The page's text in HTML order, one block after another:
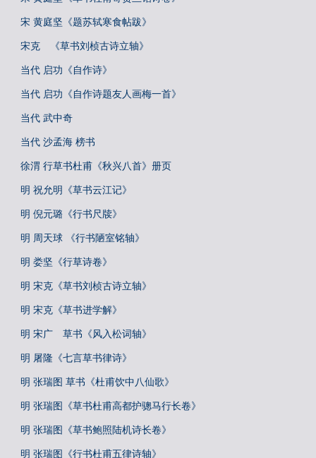
宋 黄庭坚《题苏轼寒食帖跋》
宋克 《草书刘桢古诗立轴》
当代 启功《自作诗》
当代 启功《自作诗题友人画梅一首》
当代 武中奇
当代 沙孟海 榜书
徐渭 行草书杜甫《秋兴八首》册页
明 祝允明《草书云江记》
明 倪元璐《行书尺牍》
明 周天球 《行书陋室铭轴》
明 娄坚《行草诗卷》
明 宋克《草书刘桢古诗立轴》
明 宋克《草书进学解》
明 宋广 草书《风入松词轴》
明 屠隆《七言草书律诗》
明 张瑞图 草书《杜甫饮中八仙歌》
明 张瑞图《草书杜甫高都护骢马行长卷》
明 张瑞图《草书鲍照陆机诗长卷》
明 张瑞图《行书杜甫五律诗轴》